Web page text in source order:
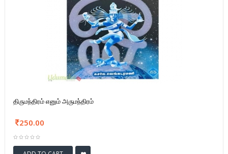
திருமந்திரம் எனும் அருமந்திரம்
250.00